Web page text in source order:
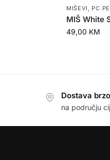
MIŠEVI , PC
MIŠ White
49,00 KM
Dostava
na području